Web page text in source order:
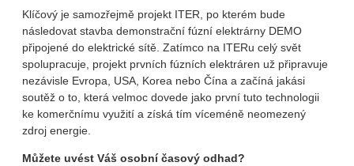
Klíčový je samozřejmě projekt ITER, po kterém bude
následovat stavba demonstrační fúzní elektrárny DEMO
připojené do elektrické sítě. Zatímco na ITERu celý svět
spolupracuje, projekt prvních fúzních elektráren už připravuje
nezávisle Evropa, USA, Korea nebo Čína a začíná jakási
soutěž o to, která velmoc dovede jako první tuto technologii
ke komerčnímu využití a získá tím víceméně neomezený
zdroj energie.
Můžete uvést Váš osobní časový odhad?